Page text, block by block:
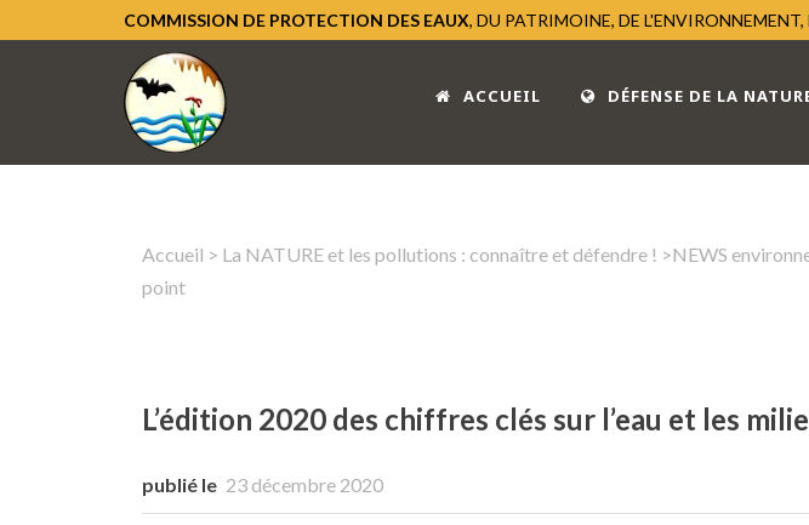
COMMISSION DE PROTECTION DES EAUX, DU PATRIMOINE, DE
ACCUEIL DÉFENSE DE LA
Accueil > La NATURE et les pollutions : connaître et défendre ! >NEWS
point
L’édition 2020 des chiffres clés sur l’eau et les
publié le 23 décembre 2020